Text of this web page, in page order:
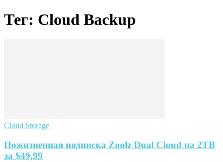
Тег: Cloud Backup
Cloud Storage
Пожизненная подписка Zoolz Dual Cloud на 2TB
за $49,99